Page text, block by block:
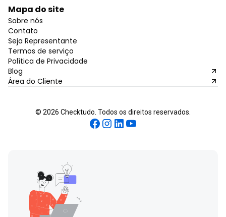
Mapa do site
Sobre nós
Contato
Seja Representante
Termos de serviço
Política de Privacidade
Blog
Área do Cliente
© 2026 Checktudo. Todos os direitos reservados.